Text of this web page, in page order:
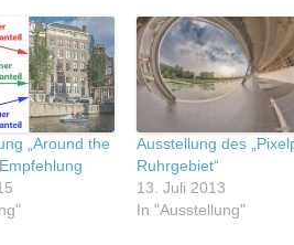
„Around the
Ausstellung des
Ruhrgebiet“
13. Juli 2013
In "Ausstellung"